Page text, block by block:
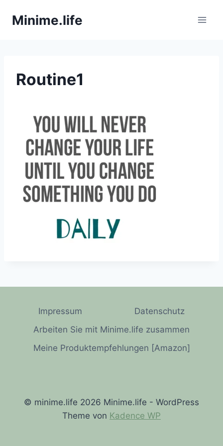
InhaltMinime.life
Routine1
Impressum
Datenschutz
Arbeiten Sie mit Minime.life zusammen
Meine Produktempfehlungen [Amazon]
© minime.life 2026 Minime.life - WordPress
Theme von Kadence WP